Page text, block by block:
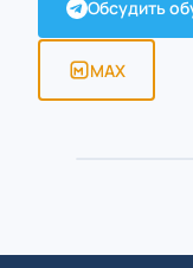
Обсудить
MAX